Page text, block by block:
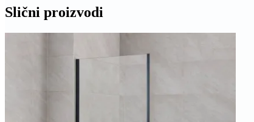
Slični proizvodi